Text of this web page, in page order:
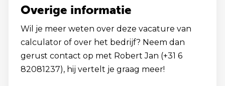
Overige informatie
Wil je meer weten over deze vacature van
calculator of over het bedrijf? Neem dan
gerust contact op met Robert Jan (+31 6
82081237), hij vertelt je graag meer!